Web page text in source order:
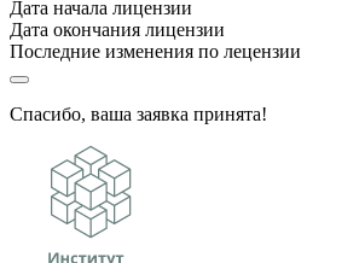
Дата начала лицензии
Дата окончания лицензии
Последние изменения по лецензии
Спасибо, ваша заявка принята!